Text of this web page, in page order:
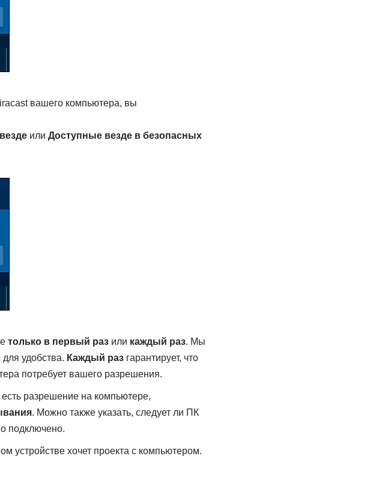
вашего компьютера, вы
или Доступные везде в безопасных
только в первый разили каждый раз. Мы
удобства. Каждый разгарантирует, что
потребует вашего разрешения.
разрешение на компьютере,
. Можно также указать, следует ли ПК
подключено.
устройстве хочет проекта с компьютером.